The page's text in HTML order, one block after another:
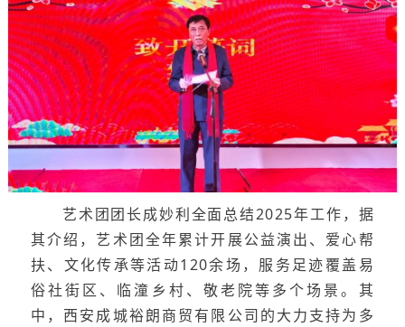
艺术团团长成妙利全面总结2025年工作，据
其介绍，艺术团全年累计开展公益演出、爱心帮
扶、文化传承等活动120余场，服务足迹覆盖易
俗社街区、临潼乡村、敬老院等多个场景。其
中，西安成城裕朗商贸有限公司的大力支持为多